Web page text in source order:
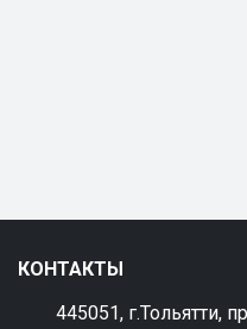
КОНТАКТЫ
445051, г.Тольятти,